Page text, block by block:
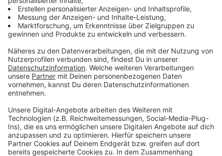
Mehr Nachrichten aus Leverkusen
Anzeige
Stadt Leverkusen noch zögerlich bei KI
Personalsituation in Leverkusener Bäckereien relativ
gut
Starkregen in Leverkusen: Rheinpegel unter
Normalwert